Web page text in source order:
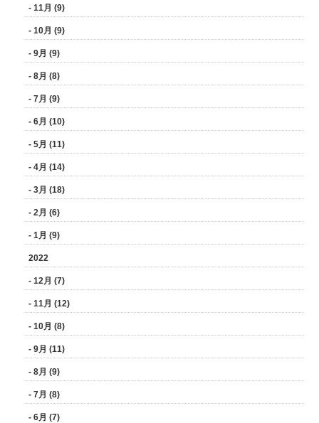
- 11月 (9)
- 10月 (9)
- 9月 (9)
- 8月 (8)
- 7月 (9)
- 6月 (10)
- 5月 (11)
- 4月 (14)
- 3月 (18)
- 2月 (6)
- 1月 (9)
2022
- 12月 (7)
- 11月 (12)
- 10月 (8)
- 9月 (11)
- 8月 (9)
- 7月 (8)
- 6月 (7)